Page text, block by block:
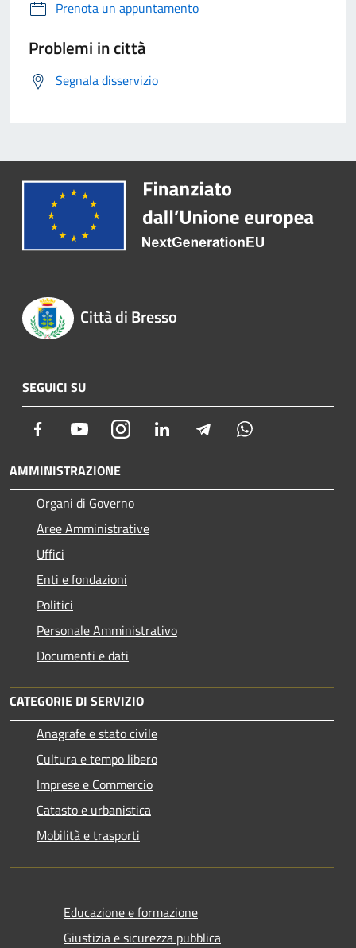
Prenota un appuntamento
Problemi in città
Segnala disservizio
Città di Bresso
SEGUICI SU
Facebook YoutubeInstagram LinkedIn Telegram
AMMINISTRAZIONE
Organi di Governo
Aree Amministrative
Uffici
Enti e fondazioni
Politici
Personale Amministrativo
Documenti e dati
CATEGORIE DI SERVIZIO
Anagrafe e stato civile
Cultura e tempo libero
Imprese e Commercio
Catasto e urbanistica
Mobilità e trasporti
Educazione e formazione
Giustizia e sicurezza pubblica